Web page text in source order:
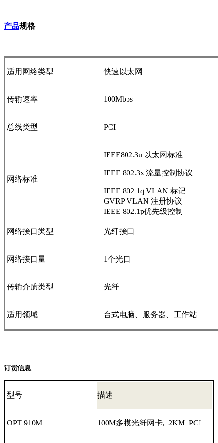
产品规格
适用网络类型 快速以太网
传输速率 100Mbps
总线类型 PCI
网络标准
IEEE802.3u 以太网标准
IEEE 802.3x 流量控制协议
IEEE 802.1q VLAN 标记
GVRP VLAN 注册协议
IEEE 802.1p优先级控制
网络接口类型 光纤接口
网络接口量 1个光口
传输介质类型 光纤
适用领域 台式电脑、服务器、工作站
订货信息
型号 描述
OPT-910M 100M多模光纤网卡, 2KM PCI